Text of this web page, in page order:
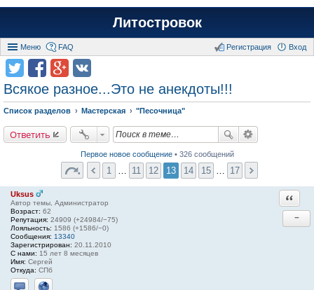
Литостровок
Меню FAQ Вход
Регистрация
Всякое разное...Это не анекдоты!!!
Список разделов Мастерская "Песочница"
Ответить
Первое новое сообщение• 326 сообщений
1 11 12 13 14 15 17
Uksus
Автор темы, Администратор
Возраст: 62
Репутация: 24909 (+24984/−75)
Лояльность: 1586 (+1586/−0)
Сообщения: 13340
Зарегистрирован: 20.11.2010
С нами: 15 лет 8 месяцев
Имя: Сергей
Откуда: СПб
−